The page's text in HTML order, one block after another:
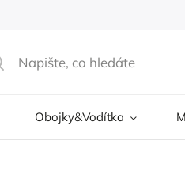
Obojky&Vodítka